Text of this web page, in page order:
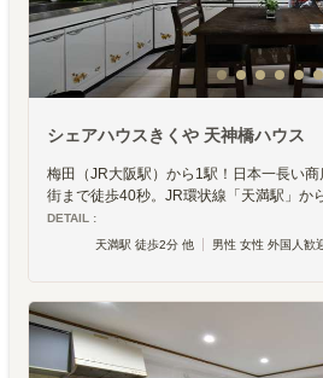
シェアハウスきくや 天神橋ハウス
梅田（JR大阪駅）から1駅！日本一長い
街まで徒歩40秒。JR環状線「天満駅」か
DETAIL :
天満駅 徒歩2分 他
男性 女性 外国人歓